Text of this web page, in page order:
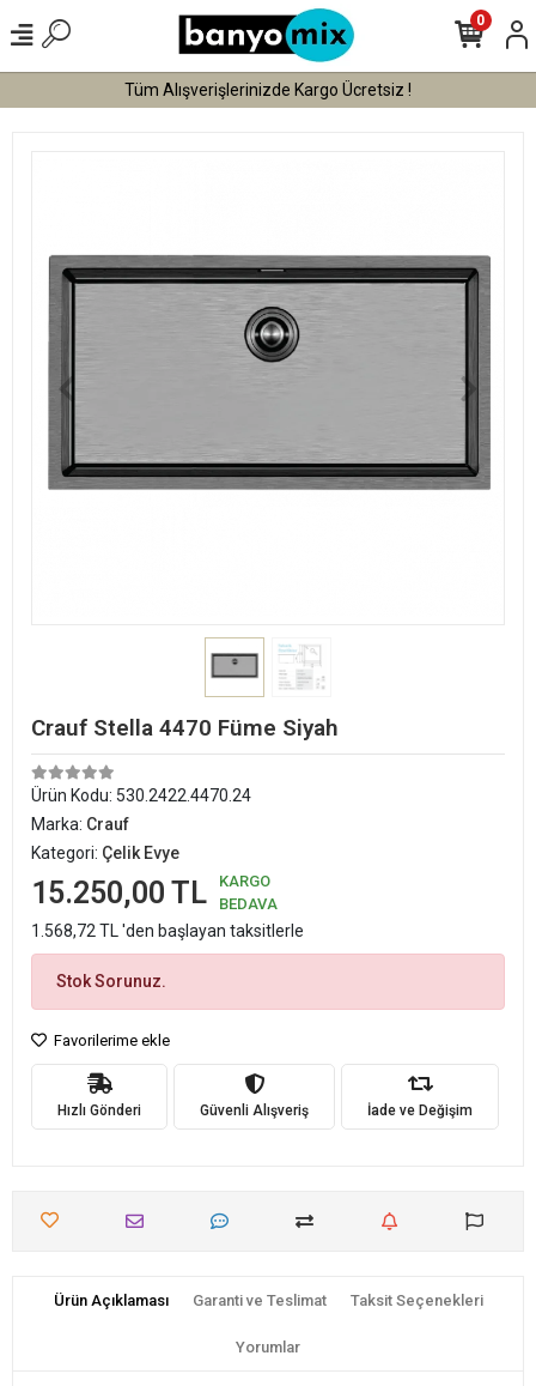
Tüm Alışverişlerinizde Kargo Ücretsiz !
0
Crauf Stella 4470 Füme Siyah
Ürün Kodu: 530.2422.4470.24
Marka: Crauf
Kategori: Çelik Evye
15.250,00 TL
KARGO
BEDAVA
1.568,72 TL 'den başlayan taksitlerle
Stok Sorunuz.
Favorilerime ekle
Hızlı Gönderi Güvenli Alışveriş İade ve Değişim
Ürün Açıklaması Garanti ve Teslimat Taksit Seçenekleri
Yorumlar